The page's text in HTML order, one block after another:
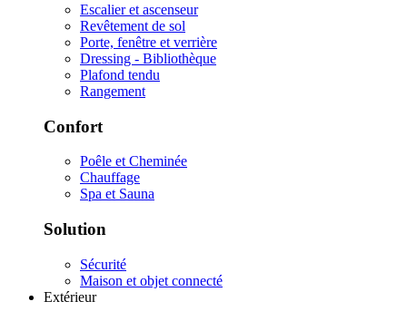
Escalier et ascenseur
Revêtement de sol
Porte, fenêtre et verrière
Dressing - Bibliothèque
Plafond tendu
Rangement
Confort
Poêle et Cheminée
Chauffage
Spa et Sauna
Solution
Sécurité
Maison et objet connecté
Extérieur